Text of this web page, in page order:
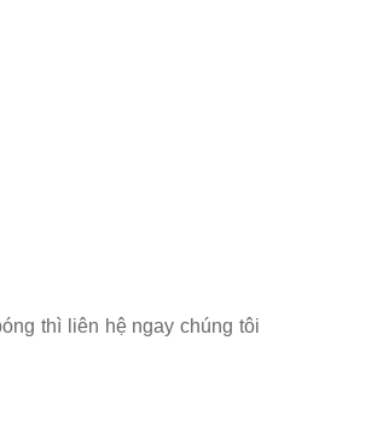
thì liên hệ ngay chúng tôi